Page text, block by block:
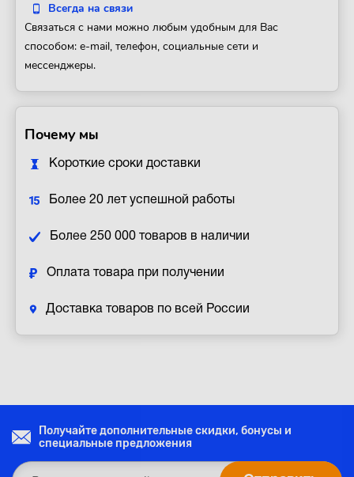
Всегда на связи
Связаться с нами можно любым удобным для Вас
способом: e-mail, телефон, социальные сети и
мессенджеры.
Почему мы
Короткие сроки доставки
Более 20 лет успешной работы
Более 250 000 товаров в наличии
Оплата товара при получении
Доставка товаров по всей России
Получайте дополнительные скидки, бонусы и
специальные предложения